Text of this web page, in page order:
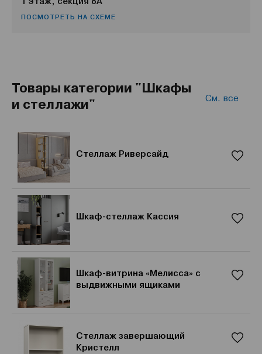
ПОСМОТРЕТЬ НА СХЕМЕ
Товары категории "Шкафы
и стеллажи"
См. все
Стеллаж Риверсайд
Шкаф-стеллаж Кассия
Шкаф-витрина «Мелисса» с
выдвижными ящиками
Стеллаж завершающий
Кристелл